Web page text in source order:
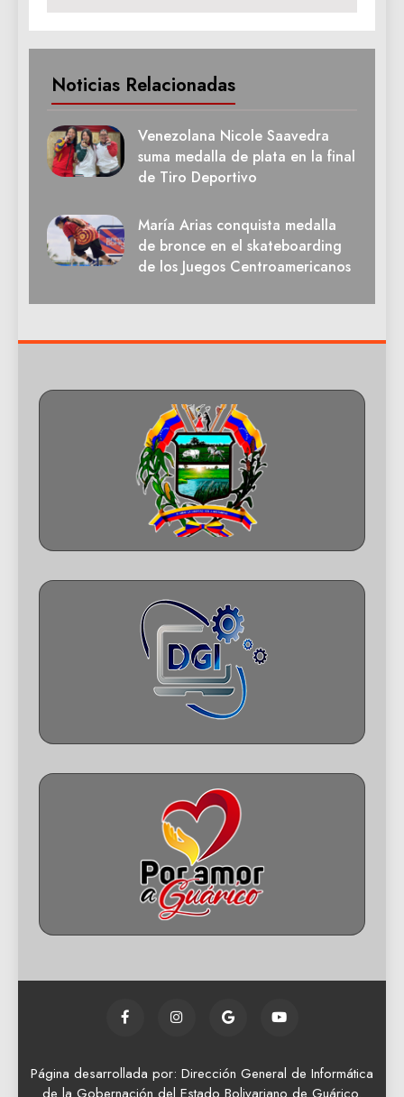
Noticias Relacionadas
Venezolana Nicole Saavedra
suma medalla de plata en la final
de Tiro Deportivo
María Arias conquista medalla
de bronce en el skateboarding
de los Juegos Centroamericanos
Página desarrollada por: Dirección General de Informática